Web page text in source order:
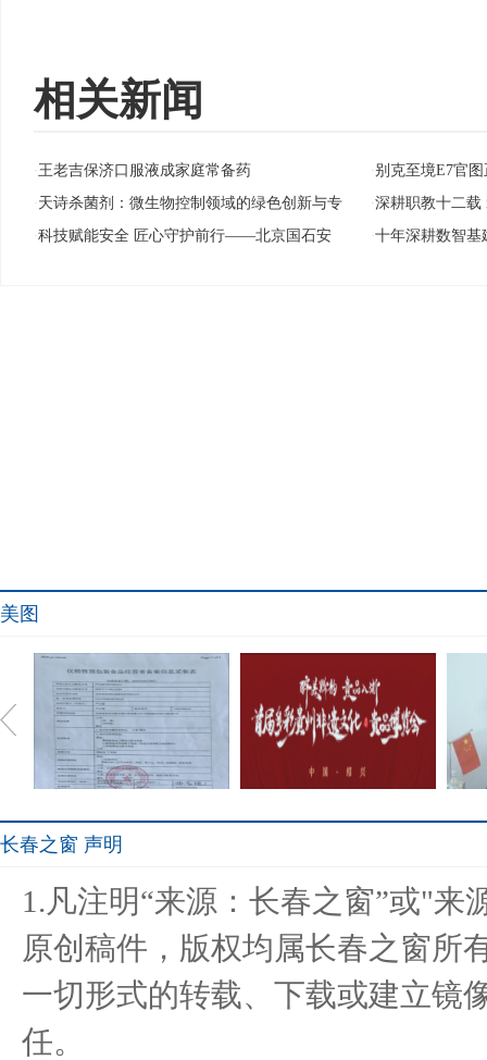
相关新闻
·王老吉保济口服液成家庭常备药 ·别克至境E7官
·天诗杀菌剂：微生物控制领域的绿色创新与专 ·深耕职教十二载
·科技赋能安全 匠心守护前行——北京国石安 ·十年深耕数智基
美图
仁.锡
彩贵州
淮安成功举办第四届淮河华
长春之窗 声明
1.凡注明“来源：长春之窗”或"
原创稿件，版权均属长春之窗所
一切形式的转载、下载或建立镜
任。